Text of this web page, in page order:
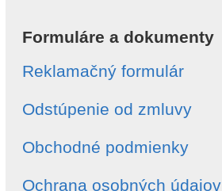
Formuláre a dokumenty
Reklamačný formulár
Odstúpenie od zmluvy
Obchodné podmienky
Ochrana osobných údajov